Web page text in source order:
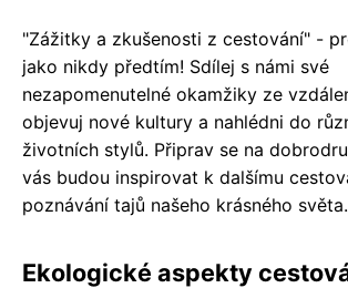
"Zážitky a zkušenosti z cestování" -
jako nikdy předtím! Sdílej s námi své
nezapomenutelné okamžiky ze
objevuj nové kultury a nahlédni do
životních stylů. Připrav se na
vás budou inspirovat k dalšímu
poznávání tajů našeho krásného světa.
Ekologické aspekty